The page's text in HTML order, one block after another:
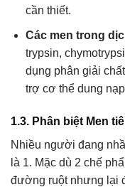
cần thiết.
Các men trong
trypsin,
dụng phân giải
trợ cơ thể dung
1.3. Phân biệt Men
Nhiều người đang
là 1. Mặc dù 2 chế
đường ruột nhưng lại